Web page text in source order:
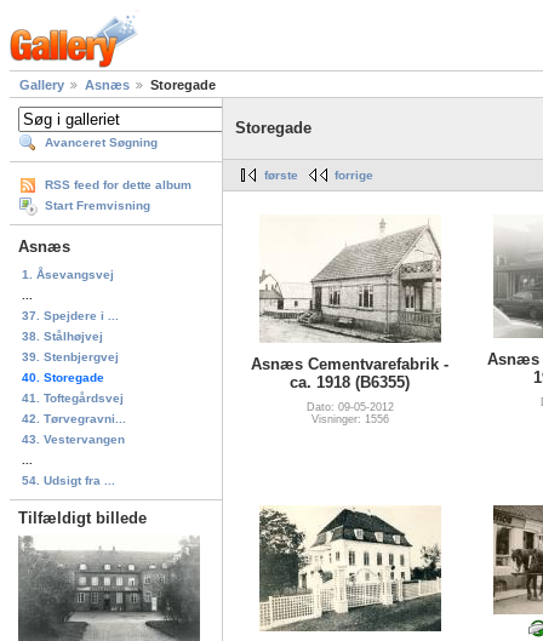
Gallery Asnæs Storegade
Avanceret Søgning
RSS feed for dette album
Start Fremvisning
Asnæs
1. Åsevangsvej
37. Spejdere i ...
38. Stålhøjvej
39. Stenbjergvej
40. Storegade
41. Toftegårdsvej
42. Tørvegravni...
43. Vestervangen
54. Udsigt fra ...
Tilfældigt billede
Storegade
første forrige
Asnæs Cementvarefabrik -
ca. 1918 (B6355)
Dato: 09-05-2012
Visninger: 1556
Asnæs